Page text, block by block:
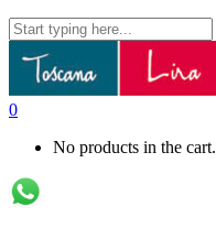
0
No products in the cart.